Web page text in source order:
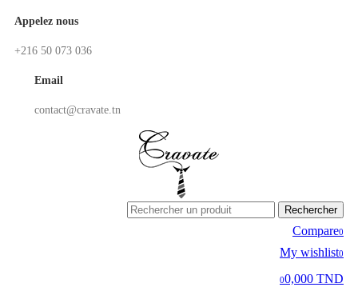
Appelez nous
+216 50 073 036
Email
contact@cravate.tn
Rechercher
Compare0
My wishlist0
00,000 TND